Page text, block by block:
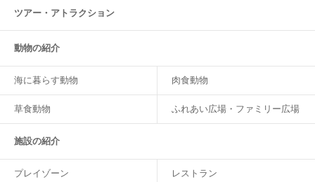
ツアー・ アトラクション
動物の紹介
海に暮らす動物 肉食動物
草食動物 ふれあい広場・ファミリー広場
施設の紹介
プレイゾーン レストラン